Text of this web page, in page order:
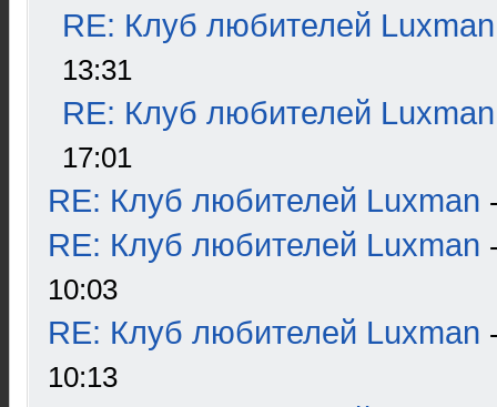
RE: Клуб любителей Luxman
13:31
RE: Клуб любителей Luxman
17:01
RE: Клуб любителей Luxman
RE: Клуб любителей Luxman
10:03
RE: Клуб любителей Luxman
10:13